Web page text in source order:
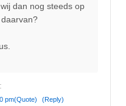
dan nog steeds op
pm(Quote) (Reply)